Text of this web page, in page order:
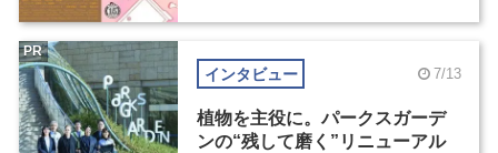
インタビュー 7/13
植物を主役に。パークスガーデ
ンの“残して磨く”リニューアル
PR